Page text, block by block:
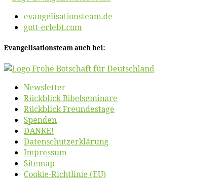
evangelisationsteam.de
gott-erlebt.com
Evan­ge­li­sa­ti­ons­team auch bei:
News­let­ter
Rück­blick Bibelseminare
Rück­blick Freundestage
Spen­den
DANKE!
Daten­schutz­er­klä­rung
Im­pres­sum
Site­map
Coo­kie-Rich­t­­li­­nie (EU)